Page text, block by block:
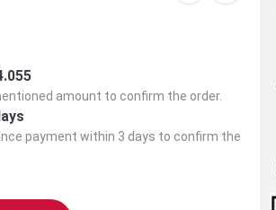
amount to confirm the order.
payment within 3 days to confirm the